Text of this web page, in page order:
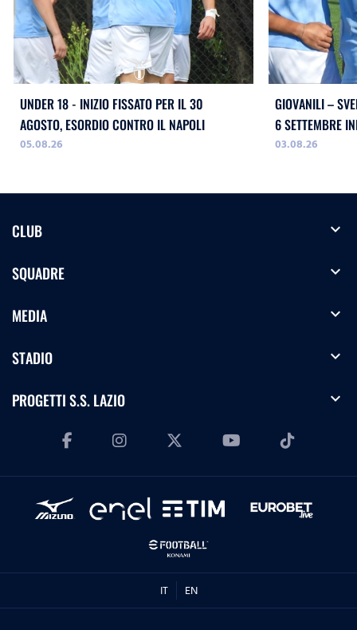
UNDER 18 - INIZIO FISSATO PER IL 30
AGOSTO, ESORDIO CONTRO IL NAPOLI
05.08.26
GIOVANILI –
03.08.26
CLUB expand_more
SQUADRE expand_more
MEDIA expand_more
STADIO expand_more
PROGETTI S.S. LAZIO expand_more
IT EN